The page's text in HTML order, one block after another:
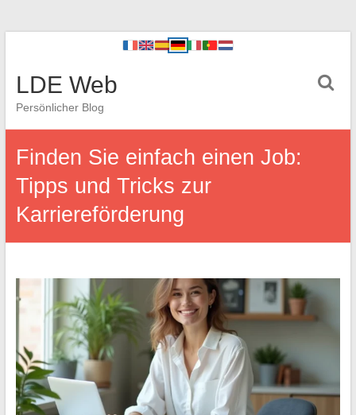
LDE Web
Persönlicher Blog
Finden Sie einfach einen Job:
Tipps und Tricks zur
Karriereförderung